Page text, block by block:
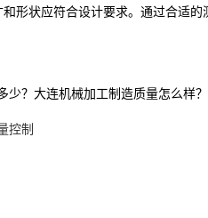
形状应符合设计要求。通过合适
少？大连机械加工制造质量怎么
控制